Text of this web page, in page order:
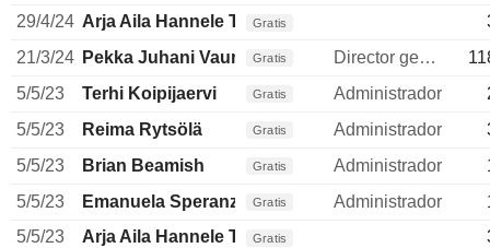
29/4/24 Arja Aila Hannele Talma
Gratis
21/3/24 Pekka Juhani Vauramo
Gratis Director general
5/5/23
Terhi Koipijaervi Gratis Administrador
5/5/23
Reima Rytsölä Gratis Administrador
5/5/23
Brian Beamish Gratis Administrador
5/5/23
Emanuela Speranza Gratis Administrador
5/5/23
Arja Aila Hannele Talma
Gratis